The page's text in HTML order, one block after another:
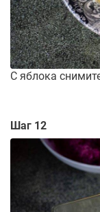
С яблока
Шаг 12